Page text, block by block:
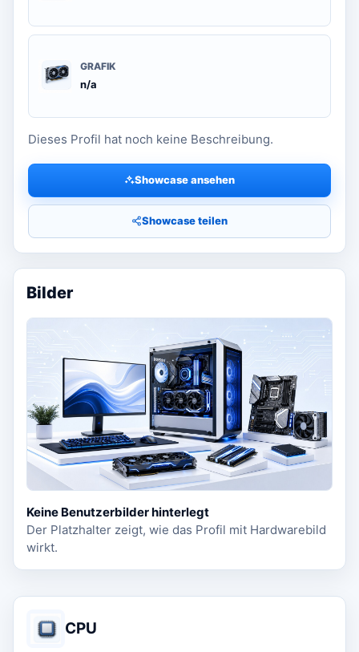
GRAFIK
n/a
Dieses Profil hat noch keine Beschreibung.
Showcase ansehen
Showcase teilen
Bilder
Keine Benutzerbilder hinterlegt
Der Platzhalter zeigt, wie das Profil mit Hardwarebild
wirkt.
CPU